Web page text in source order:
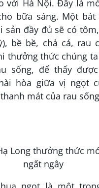
với Hà Nội. Đây là
bữa sáng. Một bát
sản đầy đủ sẽ có
bề bề, chả cá, rau
thưởng thức chúng
sống, để thấy
hòa giữa vị ngọt
mát của rau